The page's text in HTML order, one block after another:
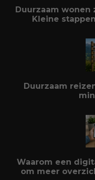
Duurzaam
Kleine
Duurzaam
Waarom een
om meer